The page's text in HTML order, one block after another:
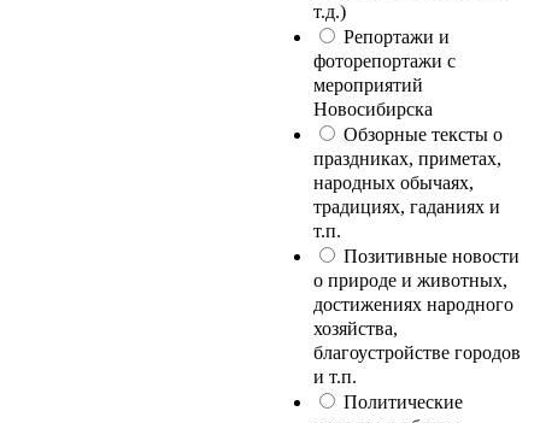
т.д.)
Репортажи и
фоторепортажи с
мероприятий
Новосибирска
Обзорные тексты о
праздниках, приметах,
народных обычаях,
традициях, гаданиях и
т.п.
Позитивные новости
о природе и животных,
достижениях народного
хозяйства,
благоустройстве городов
и т.п.
Политические